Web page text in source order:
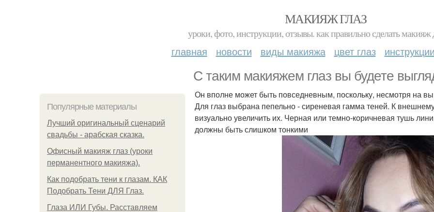
МАКИЯЖ ГЛАЗ
уроки, фото, инструкции, отзывы. как правильно сделать макияж
главная новости виды макияжа цвет глаз
С таким макияжем глаз вы будете
Популярные материалы
Лучший оригинальный сценарий
свадьбы - арабская сказка.
Офисный макияж глаз (уроки
перманентного макияжа).
Как подобрать тени к глазам. КАК
Подобрать Тени ДЛЯ Глаз.
Глаза ИЛИ Губы. Расставляем
Он вполне может быть повседневным, поскольку, несмотря на
Для глаз выбрана пепельно - сиреневая гамма теней. К
визуально увеличить их. Черная или темно-коричневая тушь
должны быть слишком тонкими